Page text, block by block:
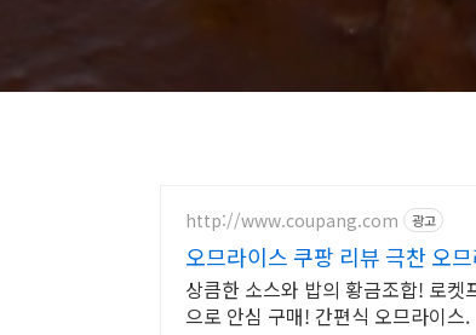
http://www.coupang.com 광고
오므라이스 쿠팡 리뷰 극찬 오
상큼한 소스와 밥의 황금조합! 로
으로 안심 구매! 간편식 오므라이스.